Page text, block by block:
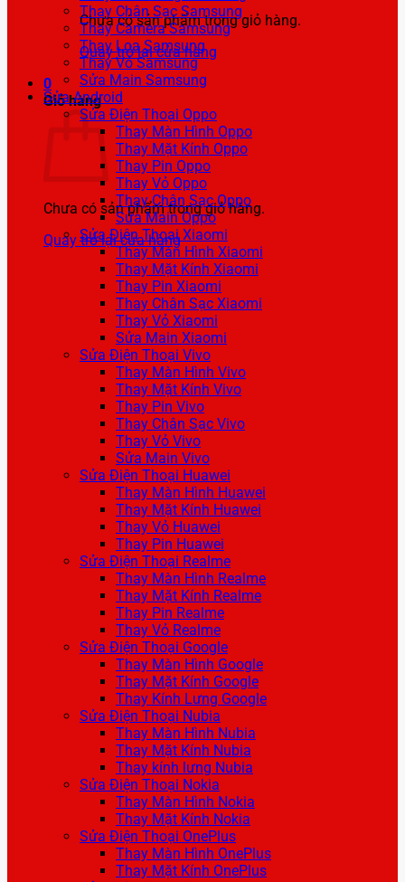
Chưa có sản phẩm trong giỏ hàng.
Quay trở lại cửa hàng
0
Giỏ hàng
Chưa có sản phẩm trong giỏ hàng.
Quay trở lại cửa hàng
Thay Chân Sạc Samsung
Thay Camera Samsung
Thay Loa Samsung
Thay Vỏ Samsung
Sửa Main Samsung
Sửa Android
Sửa Điện Thoại Oppo
Thay Màn Hình Oppo
Thay Mặt Kính Oppo
Thay Pin Oppo
Thay Vỏ Oppo
Thay Chân Sạc Oppo
Sửa Main Oppo
Sửa Điện Thoại Xiaomi
Thay Màn Hình Xiaomi
Thay Mặt Kính Xiaomi
Thay Pin Xiaomi
Thay Chân Sạc Xiaomi
Thay Vỏ Xiaomi
Sửa Main Xiaomi
Sửa Điện Thoại Vivo
Thay Màn Hình Vivo
Thay Mặt Kính Vivo
Thay Pin Vivo
Thay Chân Sạc Vivo
Thay Vỏ Vivo
Sửa Main Vivo
Sửa Điện Thoại Huawei
Thay Màn Hình Huawei
Thay Mặt Kính Huawei
Thay Vỏ Huawei
Thay Pin Huawei
Sửa Điện Thoại Realme
Thay Màn Hình Realme
Thay Mặt Kính Realme
Thay Pin Realme
Thay Vỏ Realme
Sửa Điện Thoại Google
Thay Màn Hình Google
Thay Mặt Kính Google
Thay Kính Lưng Google
Sửa Điện Thoại Nubia
Thay Màn Hình Nubia
Thay Mặt Kính Nubia
Thay kính lưng Nubia
Sửa Điện Thoại Nokia
Thay Màn Hình Nokia
Thay Mặt Kính Nokia
Sửa Điện Thoại OnePlus
Thay Màn Hình OnePlus
Thay Mặt Kính OnePlus